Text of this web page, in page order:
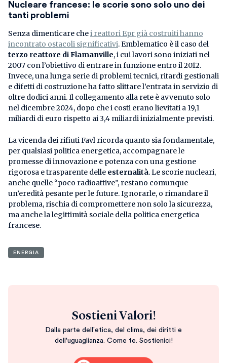
Nucleare francese: le scorie sono solo uno dei
tanti problemi
Senza dimenticare chei reattori Epr già costruiti hanno
incontrato ostacoli significativi. Emblematico è il caso del
terzo reattore di Flamanville, i cui lavori sono iniziati nel
2007 con l’obiettivo di entrare in funzione entro il 2012.
Invece, una lunga serie di problemi tecnici, ritardi gestionali
e difetti di costruzione ha fatto slittare l’entrata in servizio di
oltre dodici anni. Il collegamento alla rete è avvenuto solo
nel dicembre 2024, dopo che i costi erano lievitati a 19,1
miliardi di euro rispetto ai 3,4 miliardi inizialmente previsti.
La vicenda dei rifiuti Favl ricorda quanto sia fondamentale,
per qualsiasi politica energetica, accompagnare le
promesse di innovazione e potenza con una gestione
rigorosa e trasparente delle esternalità. Le scorie nucleari,
anche quelle “poco radioattive”, restano comunque
un’eredità pesante per le future. Ignorarle, o rimandare il
problema, rischia di compromettere non solo la sicurezza,
ma anche la legittimità sociale della politica energetica
francese.
ENERGIA
Sostieni Valori!
Dalla parte dell'etica, del clima, dei diritti e
dell'uguaglianza. Come te. Sostienici!